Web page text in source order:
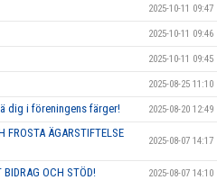
2025-10-11 09:47
2025-10-11 09:46
2025-10-11 09:45
2025-08-25 11:10
dig i föreningens färger! 2025-08-20 12:49
FROSTA ÄGARSTIFTELSE
2025-08-07 14:17
BIDRAG OCH STÖD! 2025-08-07 14:10